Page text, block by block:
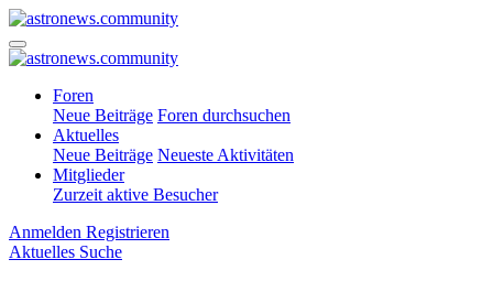
Foren
Neue Beiträge Foren durchsuchen
Aktuelles
Neue Beiträge Neueste Aktivitäten
Mitglieder
Zurzeit aktive Besucher
Anmelden Registrieren
Aktuelles Suche